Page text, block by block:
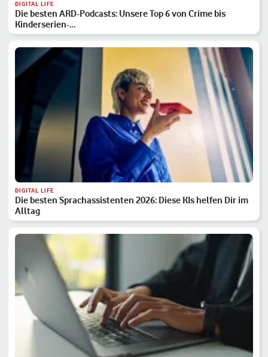
DIGITAL LIFE
Die besten ARD-Podcasts: Unsere Top 6 von Crime bis
Kinderserien-…
DIGITAL LIFE
Die besten Sprachassistenten 2026: Diese KIs helfen Dir im
Alltag